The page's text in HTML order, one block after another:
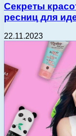
Секреты
ресниц для
22.11.2023